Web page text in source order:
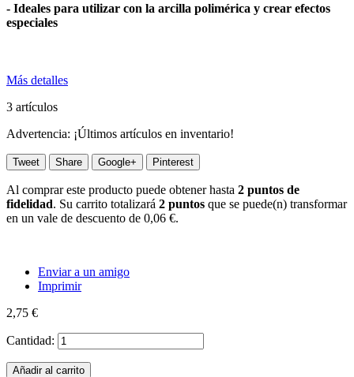
- Ideales para utilizar con la arcilla polimérica y crear efectos
especiales
Más detalles
3 artículos
Advertencia: ¡Últimos artículos en inventario!
Tweet Share Google+ Pinterest
Al comprar este producto puede obtener hasta 2 puntos de
fidelidad. Su carrito totalizará 2 puntos que se puede(n) transformar
en un vale de descuento de 0,06 €.
Enviar a un amigo
Imprimir
2,75 €
Cantidad:
Añadir al carrito